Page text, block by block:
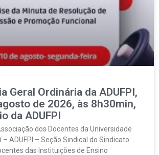
Geral Ordinária da ADUFPI,
de 2026, às 8h30min,
da ADUFPI
dos Docentes da Universidade
– ADUFPI – Seção Sindical do Sindicato
das Instituições de Ensino